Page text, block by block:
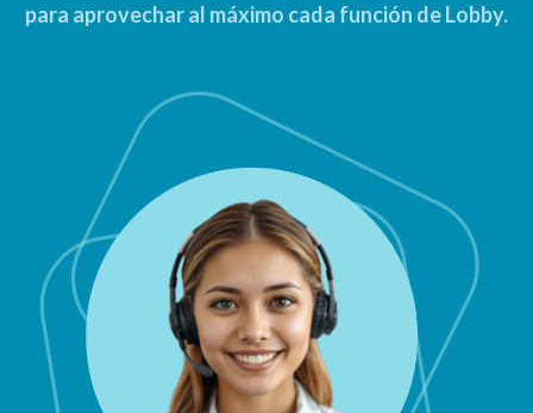
para aprovechar al máximo cada función de Lobby.